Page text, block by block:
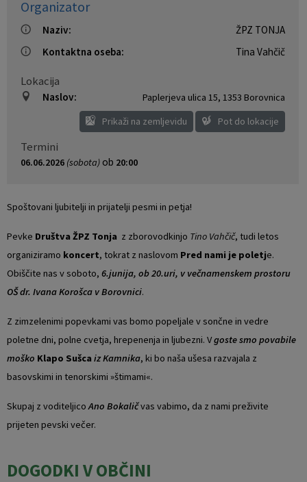
Organizator
Naziv:
ŽPZ TONJA
Kontaktna oseba:
Tina Vahčič
Lokacija
Naslov: Paplerjeva ulica 15, 1353 Borovnica
Prikaži na zemljevidu
Pot do lokacije
Termini
06.06.2026 (sobota) ob 20:00
Spoštovani ljubitelji in prijatelji pesmi in petja!
Pevke Društva ŽPZ Tonja z zborovodkinjo Tino Vahčič, tudi letos
organiziramo koncert, tokrat z naslovom Pred nami je poletje.
Obiščite nas v soboto, 6.junija, ob 20.uri, v večnamenskem prostoru
OŠ dr. Ivana Korošca v Borovnici.
Z zimzelenimi popevkami vas bomo popeljale v sončne in vedre
poletne dni, polne cvetja, hrepenenja in ljubezni. Vgoste smo povabile
moško Klapo Sušca iz Kamnika, ki bo naša ušesa razvajala z
basovskimi in tenorskimi »štimami«.
Skupaj z voditeljicoAno Bokaličvas vabimo, da z nami preživite
prijeten pevski večer.
DOGODKI V OBČINI